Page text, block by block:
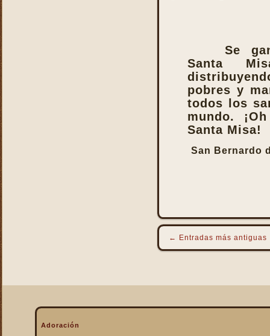
Se
Santa
pobres y
todos los
mundo.
Santa Misa!
San Bernardo
← Entradas más antiguas
Adoración